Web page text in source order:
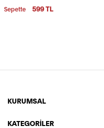
Shirt
Sepette 599 TL
KURUMSAL
KATEGORİLER